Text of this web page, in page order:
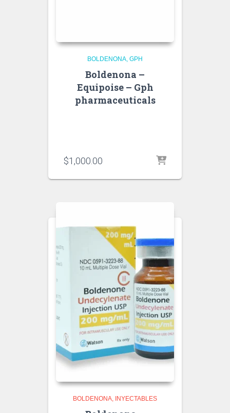
BOLDENONA GPH
Boldenona –
Equipoise – Gph
pharmaceuticals
$1,000.00
BOLDENONA INYECTABLES